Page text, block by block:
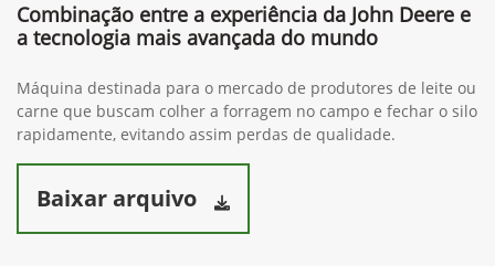
Combinação entre a experiência da John Deere e
a tecnologia mais avançada do mundo
Máquina destinada para o mercado de produtores de leite ou
carne que buscam colher a forragem no campo e fechar o silo
rapidamente, evitando assim perdas de qualidade.
Baixar arquivo